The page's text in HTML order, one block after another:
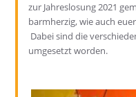
zur Jahreslosung 2021
barmherzig, wie auch
Dabei sind die
umgesetzt worden.